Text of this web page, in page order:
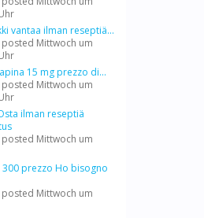
vantaa ilman reseptiä...
posted Mittwoch um
15 mg prezzo di...
posted Mittwoch um
ilman reseptiä
posted Mittwoch um
300 prezzo Ho bisogno
posted Mittwoch um